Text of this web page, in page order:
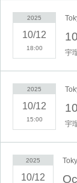
■劇場公演チケット料金
前売 3,500円 （全席
当日 4,000円 （全席自
■劇場公演チケットフ
■オンライン配信チケ
3,500円
■オンライン有料生配
■出演者
宇瑠間一
2025
10/12
18:00
宇
2025
10/12
15:00
宇
2025
10/12